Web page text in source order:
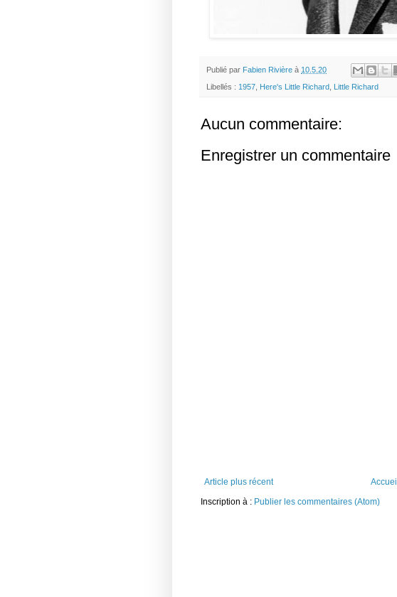
Publié par Fabien Rivière à 10.5.20
Libellés : 1957, Here's Little Richard, Little Richard
Aucun commentaire:
Enregistrer un commentaire
Article plus récent
Accueil
Inscription à : Publier les commentaires (Atom)